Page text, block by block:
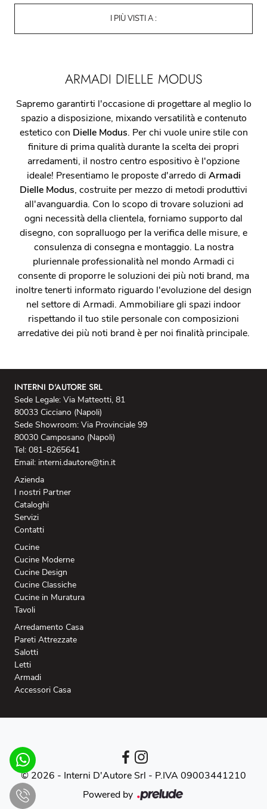
I PIÙ VISTI A :
ARMADI DIELLE MODUS
Sapremo garantirti l'occasione di progettare al meglio lo
spazio a disposizione, mixando versatilità e contenuto
estetico con Dielle Modus. Per chi vuole unire stile con
finiture di prima qualità durante la scelta dei propri
arredamenti, il nostro centro espositivo è l'opzione
ideale! Presentiamo le proposte d'arredo di Armadi
Dielle Modus, costruite per mezzo di metodi produttivi
all'avanguardia. Con lo scopo di trovare soluzioni ad
ogni necessità della clientela, forniamo supporto dal
disegno, con sopralluogo per la verifica delle misure, e
consulenza di consegna e montaggio. La nostra
pluriennale professionalità nel mondo Armadi ci
consente di proporre le soluzioni dei più noti brand, ma
inoltre tenerti informato riguardo l'evoluzione del design
nel settore di Armadi. Ammobiliare gli spazi indoor
rispettando il tuo stile personale con composizioni
arredative dei più noti brand è per noi finalità principale.
INTERNI D'AUTORE SRL
Sede Legale: Via Matteotti, 81
80033 Cicciano (Napoli)
Sede Showroom: Via Provinciale 99
80030 Camposano (Napoli)
Tel: 081-8265641
Email: interni.dautore@tin.it
Azienda
I nostri Partner
Cataloghi
Servizi
Contatti
Cucine
Cucine Moderne
Cucine Design
Cucine Classiche
Cucine in Muratura
Tavoli
Arredamento Casa
Pareti Attrezzate
Salotti
Letti
Armadi
Accessori Casa
© 2026 - Interni D'Autore Srl - P.IVA 09003441210
Powered by